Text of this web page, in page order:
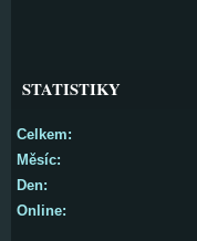
STATISTIKY
Online:
Celkem:
Měsíc:
Den: